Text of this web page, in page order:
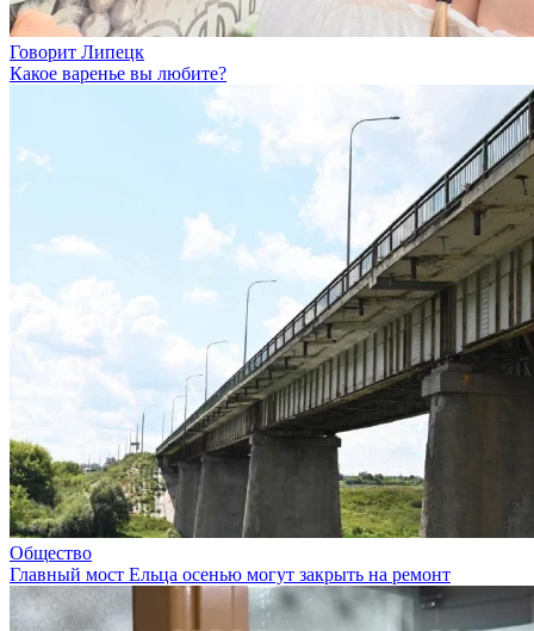
Говорит Липецк
Какое варенье вы любите?
Общество
Главный мост Ельца осенью могут закрыть на ремонт